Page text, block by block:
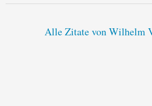
Alle Zitate von Wilhelm